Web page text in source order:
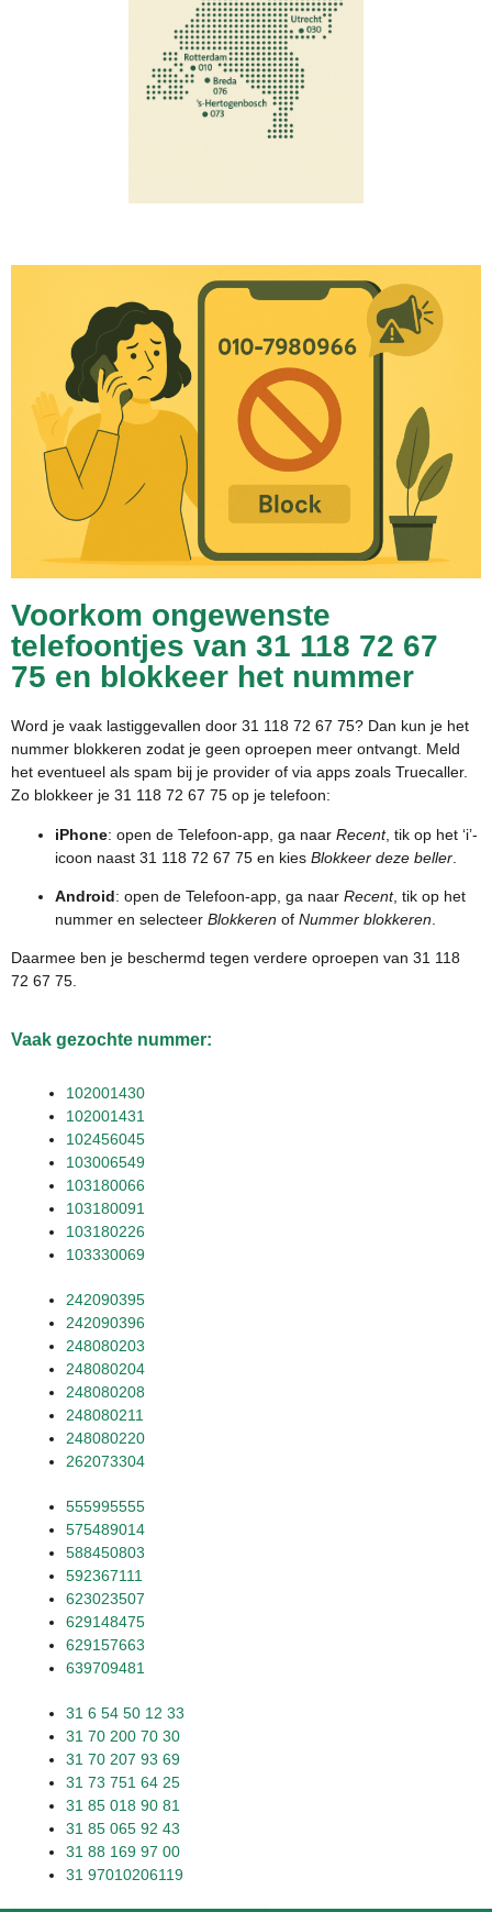
Voorkom ongewenste
telefoontjes van 31 118 72 67
75 en blokkeer het nummer
Word je vaak lastiggevallen door 31 118 72 67 75? Dan kun je het
nummer blokkeren zodat je geen oproepen meer ontvangt. Meld
het eventueel als spam bij je provider of via apps zoals Truecaller.
Zo blokkeer je 31 118 72 67 75 op je telefoon:
iPhone: open de Telefoon-app, ga naar Recent, tik op het ‘i’-
icoon naast 31 118 72 67 75 en kies Blokkeer deze beller
Android: open de Telefoon-app, ga naar Recent, tik op het
nummer en selecteer Blokkeren of Nummer blokkeren
Daarmee ben je beschermd tegen verdere oproepen van 31 118
72 67 75.
Vaak gezochte nummer:
102001430
102001431
102456045
103006549
103180066
103180091
103180226
103330069
242090395
242090396
248080203
248080204
248080208
248080211
248080220
262073304
555995555
575489014
588450803
592367111
623023507
629148475
629157663
639709481
31 6 54 50 12 33
31 70 200 70 30
31 70 207 93 69
31 73 751 64 25
31 85 018 90 81
31 85 065 92 43
31 88 169 97 00
31 97010206119